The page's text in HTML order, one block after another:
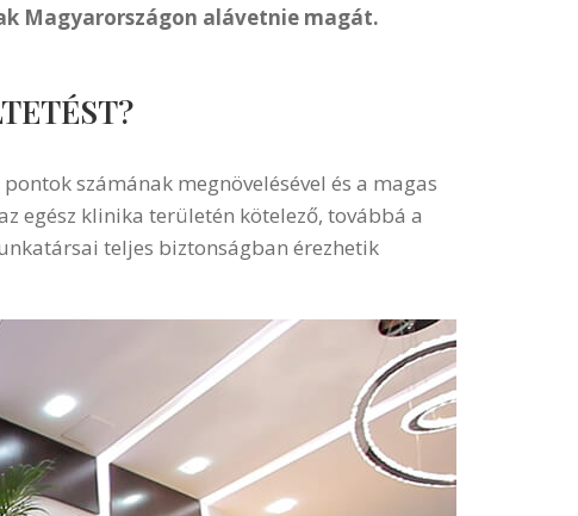
Magyarországon alávetnie magát.
számának megnövelésével és a magas
egész klinika területén kötelező, továbbá a
teljes biztonságban érezhetik